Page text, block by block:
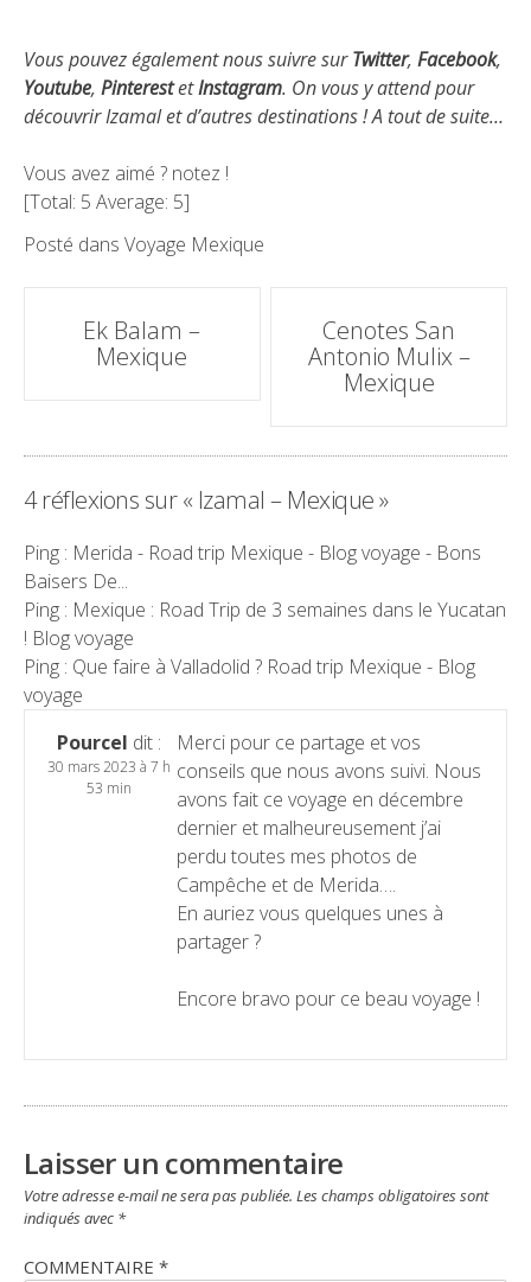
Vous pouvez également nous suivre surTwitter, Facebook,
Youtube, PinterestetInstagram. On vous y attend pour
découvrir Izamal et d’autres destinations ! A tout de suite…
Vous avez aimé ? notez !
[Total: 5 Average: 5]
Posté dans Voyage Mexique
navigationEk Balam –
Mexique
Cenotes San
Antonio Mulix –
Mexique
4 réflexions sur « Izamal – Mexique»
Ping : Merida - Road trip Mexique - Blog voyage - Bons
Baisers De...
Ping : Mexique : Road Trip de 3 semaines dans le Yucatan
! Blog voyage
Ping : Que faire à Valladolid ? Road trip Mexique - Blog
voyage
Pourcel dit :
30 mars 2023 à 7 h
53 min
Merci pour ce partage et vos
conseils que nous avons suivi. Nous
avons fait ce voyage en décembre
dernier et malheureusement j’ai
perdu toutes mes photos de
Campêche et de Merida….
En auriez vous quelques unes à
partager ?
Encore bravo pour ce beau voyage !
Laisser un commentaire
Votre adresse e-mail ne sera pas publiée. Les champs obligatoires sont
indiqués avec *
COMMENTAIRE *